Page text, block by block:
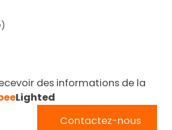
des informations de la
Lighted
Contactez-nous